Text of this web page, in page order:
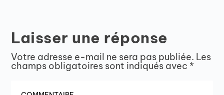
Laisser une réponse
Votre adresse e-mail ne sera pas publiée. Les
champs obligatoires sont indiqués avec *